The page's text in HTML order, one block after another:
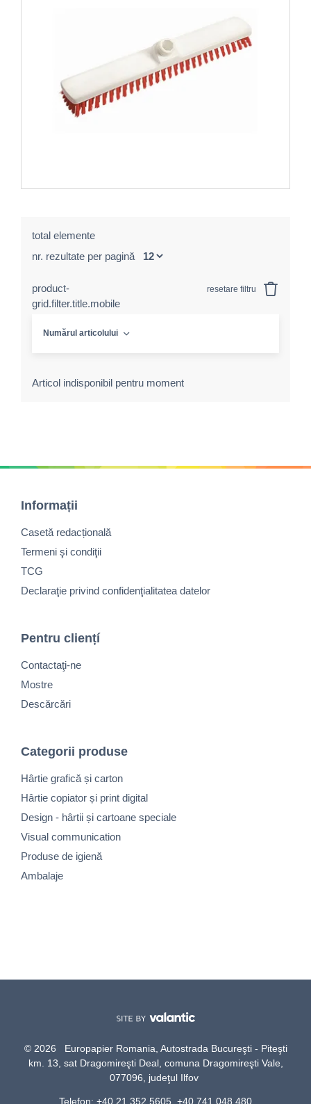
total elemente
nr. rezultate per pagină
product-
grid.filter.title.mobile
resetare filtru
Numărul articolului
Articol indisponibil pentru moment
Informații
Casetă redacțională
Termeni şi condiţii
TCG
Declaraţie privind confidenţialitatea datelor
Pentru cliențí
Contactaţi-ne
Mostre
Descărcări
Categorii produse
Hârtie grafică și carton
Hârtie copiator și print digital
Design - hârtii și cartoane speciale
Visual communication
Produse de igienă
Ambalaje
© 2026 Europapier Romania, Autostrada Bucureşti - Piteşti
km. 13, sat Dragomireşti Deal, comuna Dragomireşti Vale,
077096, judeţul Ilfov
Telefon: +40 21 352 5605, +40 741 048 480